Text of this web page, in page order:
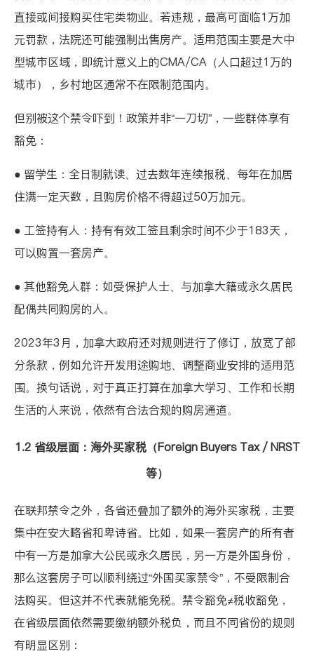
直接或间接购买住宅类物业。若违规，最高可面临1万加
元罚款，法院还可能强制出售房产。适用范围主要是大中
型城市区域，即统计意义上的CMA/CA （人口超过1万的
城市），乡村地区通常不在限制范围内。
但别被这个禁令吓到！政策并非“一刀切”，一些群体享有
豁免：
● 留学生：全日制就读、过去数年连续报税、每年在加居
住满一定天数，且购房价格不得超过50万加元。
● 工签持有人：持有有效工签且剩余时间不少于183天，
可以购置一套房产。
● 其他豁免人群：如受保护人士、与加拿大籍或永久居民
配偶共同购房的人。
2023年3月，加拿大政府还对规则进行了修订，放宽了部
分条款，例如允许开发用途购地、调整商业安排的适用范
围。换句话说，对于真正打算在加拿大学习、工作和长期
生活的人来说，依然有合法合规的购房通道。
1.2 省级层面：海外买家税（Foreign Buyers Tax / NRST
等）
在联邦禁令之外，各省还叠加了额外的海外买家税，主要
集中在安大略省和卑诗省。比如，如果一套房产的所有者
中有一方是加拿大公民或永久居民，另一方是外国身份，
那么这套房子可以顺利绕过“外国买家禁令”，不受限制合
法购买。但这并不代表就能免税。禁令豁免≠税收豁免，
在省级层面依然需要缴纳额外税负，而且不同省份的规则
有明显区别：